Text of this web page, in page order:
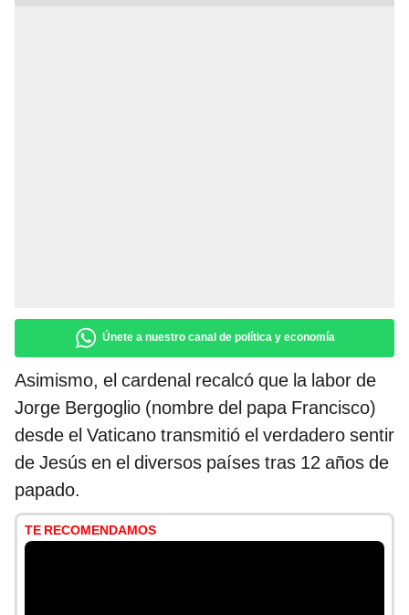
Únete a nuestro canal de política y economía
Asimismo, el cardenal recalcó que la labor de
Jorge Bergoglio (nombre del papa Francisco)
desde el Vaticano transmitió el verdadero sentir
de Jesús en el diversos países tras 12 años de
papado.
TE RECOMENDAMOS